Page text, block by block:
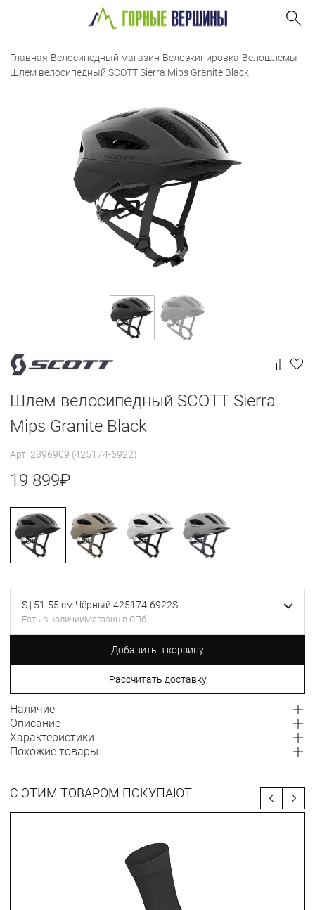
Главная-Велосипедный магазин-Велоэкипировка-Велошлемы-
Шлем велосипедный SCOTT Sierra Mips Granite Black
Шлем велосипедный SCOTT Sierra
Mips Granite Black
Арт: 2896909 (425174-6922)
19 899₽
S | 51-55 см Чёрный 425174-6922S
Есть в наличииМагазин в СПб
Добавить в корзину
Рассчитать доставку
Наличие
Описание
Характеристики
Похожие товары
С ЭТИМ ТОВАРОМ ПОКУПАЮТ